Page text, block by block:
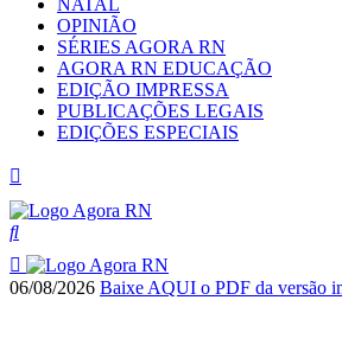
NATAL
OPINIÃO
SÉRIES AGORA RN
AGORA RN EDUCAÇÃO
EDIÇÃO IMPRESSA
PUBLICAÇÕES LEGAIS
EDIÇÕES ESPECIAIS
06/08/2026 Baixe AQUI o PDF da versão